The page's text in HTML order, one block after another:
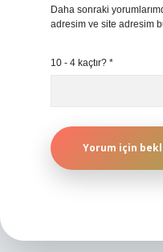
Daha sonraki
adresim ve site adresim
10 - 4 kaçtır? *